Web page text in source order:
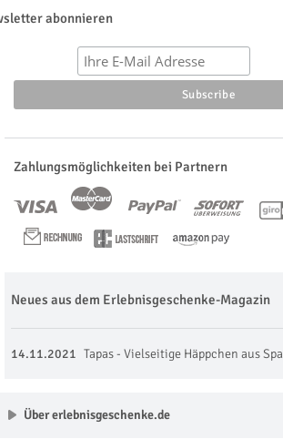
abonnieren
Zahlungsmöglichkeiten bei Partnern
Neues aus dem Erlebnisgeschenke-Magazin
14.11.2021 Tapas - Vielseitige Häppchen aus
Über erlebnisgeschenke.de